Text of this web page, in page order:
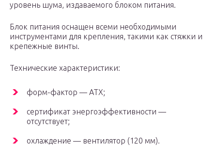
уровень шума, издаваемого блоком питания.
Блок питания оснащен всеми необходимыми
инструментами для крепления, такими как стяжки и
крепежные винты.
Технические характеристики:
форм-фактор — АТХ;
сертификат энергоэффективности —
отсутствует;
охлаждение — вентилятор (120 мм).